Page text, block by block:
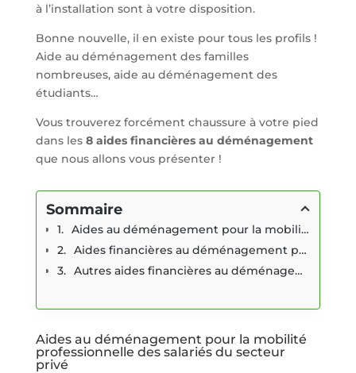
à l’installation sont à votre disposition.
Bonne nouvelle, il en existe pour tous les profils !
Aide au déménagement des familles
nombreuses, aide au déménagement des
étudiants…
Vous trouverez forcément chaussure à votre pied
dans les 8 aides financières au déménagement
que nous allons vous présenter !
Sommaire
Aides au déménagement pour la mobilité professionnelle des salariés du secteur privé
Aides financières au déménagement pour la mobilité des jeunes et étudiants
Autres aides financières au déménagement
Aides au déménagement pour la mobilité
professionnelle des salariés du secteur
privé